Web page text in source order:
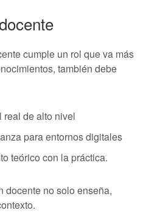
cumple un rol que va más
también debe
de alto nivel
para entornos digitales
teórico con la práctica.
docente no solo enseña,